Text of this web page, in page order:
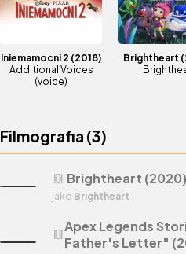
Iniemamocni 2 (2018)
Additional Voices
(voice)
Brightheart
Filmografia (3)
theaters Brightheart (2020)
jako Brightheart
theatersApex Legends
Father's Letter"